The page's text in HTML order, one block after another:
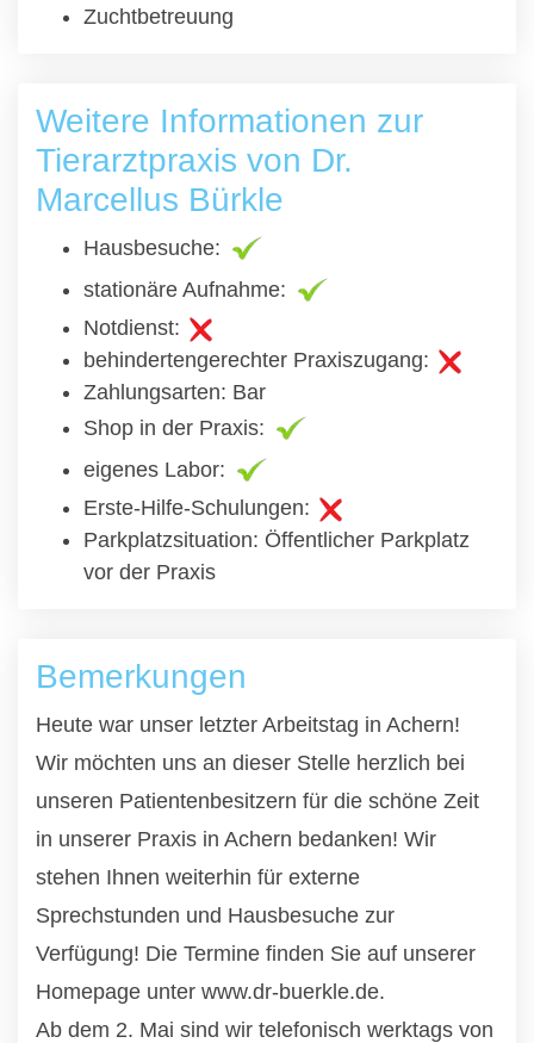
Zuchtbetreuung
Weitere Informationen zur
Tierarztpraxis von Dr.
Marcellus Bürkle
Hausbesuche:
stationäre Aufnahme:
Notdienst:
behindertengerechter Praxiszugang:
Zahlungsarten: Bar
Shop in der Praxis:
eigenes Labor:
Erste-Hilfe-Schulungen:
Parkplatzsituation: Öffentlicher Parkplatz
vor der Praxis
Bemerkungen
Heute war unser letzter Arbeitstag in Achern!
Wir möchten uns an dieser Stelle herzlich bei
unseren Patientenbesitzern für die schöne Zeit
in unserer Praxis in Achern bedanken! Wir
stehen Ihnen weiterhin für externe
Sprechstunden und Hausbesuche zur
Verfügung! Die Termine finden Sie auf unserer
Homepage unter www.dr-buerkle.de.
Ab dem 2. Mai sind wir telefonisch werktags von